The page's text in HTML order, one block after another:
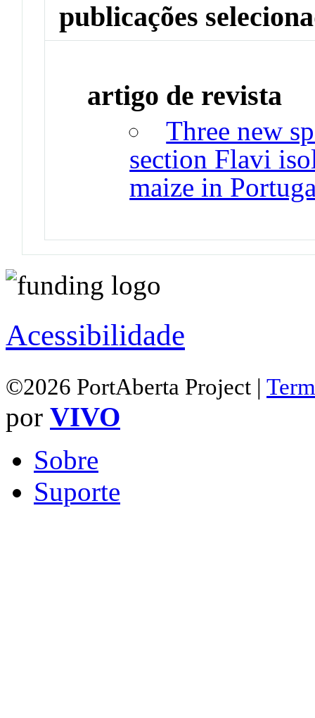
publicações
artigo de revista
Three new
section Flavi
maize in
Acessibilidade
©2026 PortAberta Project |
por VIVO
Sobre
Suporte